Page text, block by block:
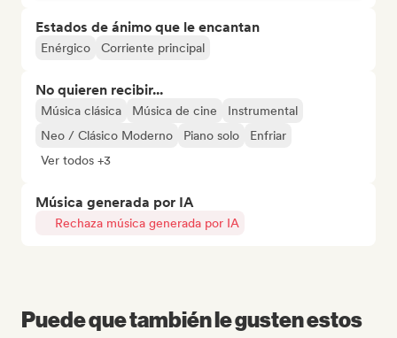
Estados de ánimo que le encantan
Enérgico Corriente principal
No quieren recibir...
Música clásica Música de cine
Instrumental
Neo / Clásico Moderno
Piano solo
Enfriar
Ver todos +3
Música generada por IA
Rechaza música generada por IA
Puede que también le gusten estos